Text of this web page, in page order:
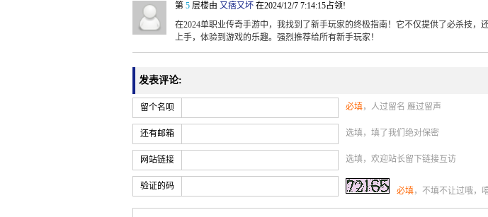
第 5 层楼由 又痞又坏 在2024/12/7 7:14:15占领!
在2024单职业传奇手游中，我找到了新手玩家的终极指南！它不仅提供了必杀技，
上手，体验到游戏的乐趣。强烈推荐给所有新手玩家！
发表评论:
留个名呗 必填，人过留名 雁过留声
还有邮箱 选填，填了我们绝对保密
网站链接 选填，欢迎站长留下链接互访
验证的码 必填，不填不让过哦，嘻